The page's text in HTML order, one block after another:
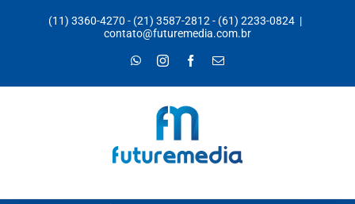
(11) 3360-4270 - (21) 3587-2812- (61) 2233-0824 |
contato@futuremedia.com.br
WhatsAppInstagramFacebook
E-